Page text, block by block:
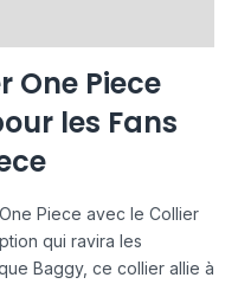
One Piece
les Fans
Piece avec le Collier
qui ravira les
Baggy, ce collier allie à